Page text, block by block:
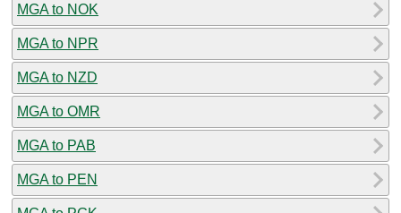
MGA to NOK
MGA to NPR
MGA to NZD
MGA to OMR
MGA to PAB
MGA to PEN